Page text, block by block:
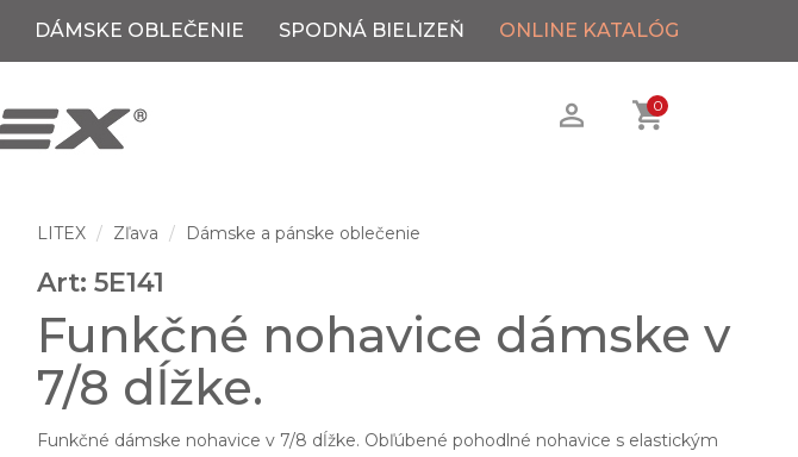
DÁMSKE OBLEČENIE SPODNÁ BIELIZEŇ ONLINE KATALÓG
0
LITEX Zľava Dámske a pánske oblečenie
Art: 5E141
Funkčné nohavice dámske v
7/8 dĺžke.
Funkčné dámske nohavice v 7/8 dĺžke. Obľúbené pohodlné nohavice s elastickým